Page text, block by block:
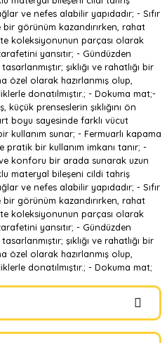
ve nefes alabilir yapıdadır; - Sıfır
görünüm kazandırırken, rahat
koleksiyonunun parçası olarak
yansıtır; - Gündüzden
şıklığı ve rahatlığı bir
özel olarak hazırlanmış olup,
donatılmıştır.; - Dokuma mat;-
prenseslerin şıklığını ön
boyu sayesinde farklı vücut
kullanım sunar; - Fermuarlı kapama
pratik bir kullanım imkanı tanır; -
ve konforu bir arada sunarak uzun
materyal bileşeni cildi tahriş
ve nefes alabilir yapıdadır; - Sıfır
görünüm kazandırırken, rahat
koleksiyonunun parçası olarak
yansıtır; - Gündüzden
şıklığı ve rahatlığı bir
özel olarak hazırlanmış olup,
donatılmıştır.; - Dokuma mat;